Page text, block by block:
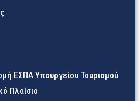
ΕΣΠΑ Υπουργείου Τουρισμού
Πλαίσιο